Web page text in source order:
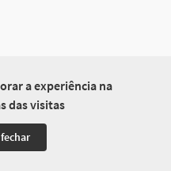
a experiência na
das visitas